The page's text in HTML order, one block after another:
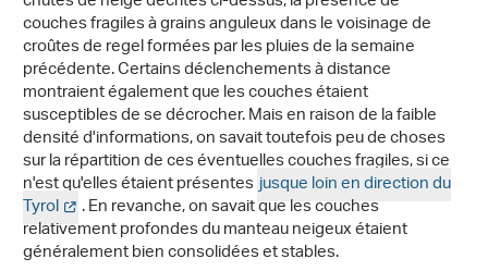
couches fragiles à grains anguleux dans le voisinage de
croûtes de regel formées par les pluies de la semaine
précédente. Certains déclenchements à distance
montraient également que les couches étaient
susceptibles de se décrocher. Mais en raison de la faible
densité d'informations, on savait toutefois peu de choses
sur la répartition de ces éventuelles couches fragiles, si ce
n'est qu'elles étaient présentesjusque loin en direction du
Tyrol . En revanche, on savait que les couches
relativement profondes du manteau neigeux étaient
généralement bien consolidées et stables.